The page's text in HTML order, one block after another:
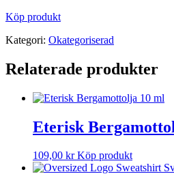
Köp produkt
Kategori: Okategoriserad
Relaterade produkter
Eterisk
109,00 kr Köp produkt